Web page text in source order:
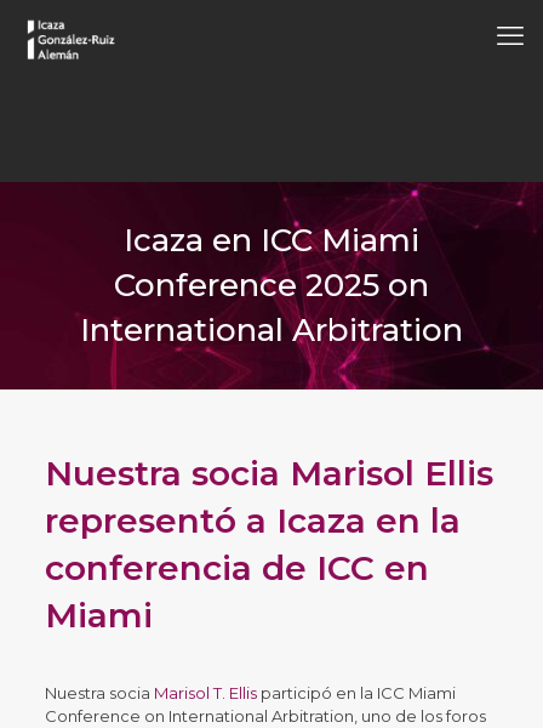
Icaza en ICC Miami
Conference 2025 on
International Arbitration
Nuestra socia Marisol Ellis
representó a Icaza en la
conferencia de ICC en
Miami
Nuestra socia Marisol T. Ellisparticipó en la ICC Miami
Conference on International Arbitration, uno de los foros